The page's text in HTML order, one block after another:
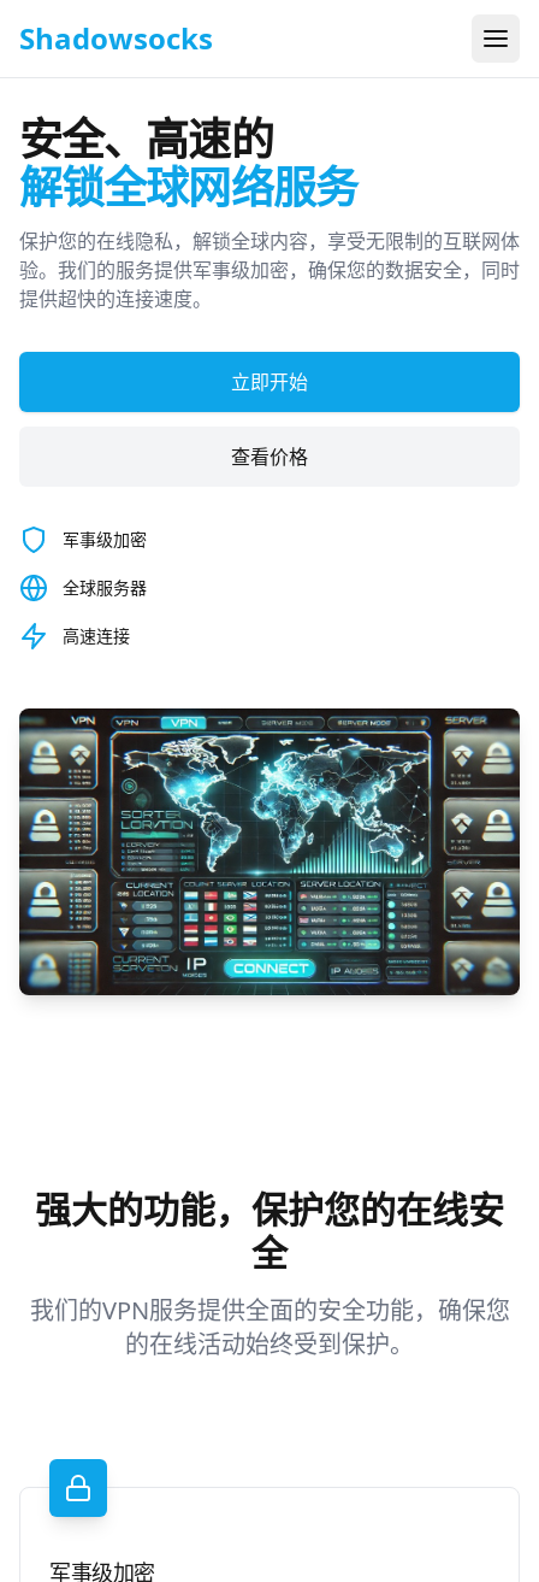
Shadowsocks 打开
安全、高速的
解锁全球网络服务
保护您的在线隐私，解锁全球内容，享受无限制的互联网体
验。我们的服务提供军事级加密，确保您的数据安全，同时
提供超快的连接速度。
立即开始
查看价格
军事级加密
全球服务器
高速连接
强大的功能，保护您的在线安
全
我们的VPN服务提供全面的安全功能，确保您
的在线活动始终受到保护。
军事级加密